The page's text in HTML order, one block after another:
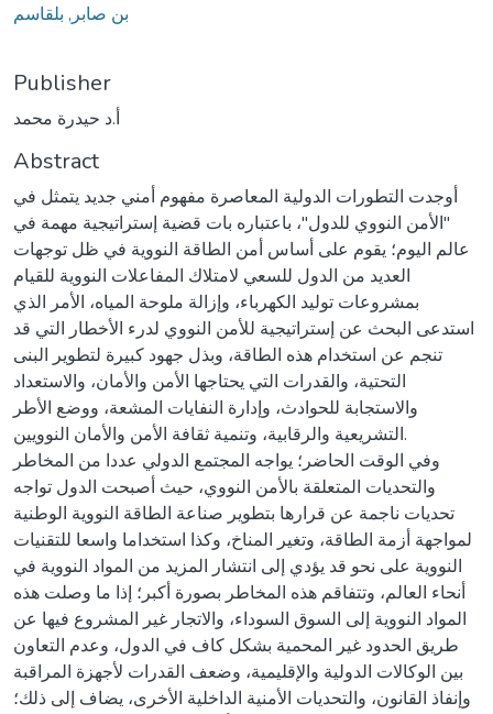
بن صابر, بلقاسم
Publisher
أ.د حيدرة محمد
Abstract
أوجدت التطورات الدولية المعاصرة مفهوم أمني جديد يتمثل في
"الأمن النووي للدول"، باعتباره بات قضية إستراتيجية مهمة في
عالم اليوم؛ يقوم على أساس أمن الطاقة النووية في ظل توجهات
العديد من الدول للسعي لامتلاك المفاعلات النووية للقيام
بمشروعات توليد الكهرباء، وإزالة ملوحة المياه، الأمر الذي
استدعى البحث عن إستراتيجية للأمن النووي لدرء الأخطار التي قد
تنجم عن استخدام هذه الطاقة، وبذل جهود كبيرة لتطوير البنى
التحتية، والقدرات التي يحتاجها الأمن والأمان، والاستعداد
والاستجابة للحوادث، وإدارة النفايات المشعة، ووضع الأطر
التشريعية والرقابية، وتنمية ثقافة الأمن والأمان النوويين.
وفي الوقت الحاضر؛ يواجه المجتمع الدولي عددا من المخاطر
والتحديات المتعلقة بالأمن النووي، حيث أصبحت الدول تواجه
تحديات ناجمة عن قرارها بتطوير صناعة الطاقة النووية الوطنية
لمواجهة أزمة الطاقة، وتغير المناخ، وكذا استخداما واسعا للتقنيات
النووية على نحو قد يؤدي إلى انتشار المزيد من المواد النووية في
أنحاء العالم، وتتفاقم هذه المخاطر بصورة أكبر؛ إذا ما وصلت هذه
المواد النووية إلى السوق السوداء، والاتجار غير المشروع فيها عن
طريق الحدود غير المحمية بشكل كاف في الدول، وعدم التعاون
بين الوكالات الدولية والإقليمية، وضعف القدرات لأجهزة المراقبة
وإنفاذ القانون، والتحديات الأمنية الداخلية الأخرى، يضاف إلى ذلك؛